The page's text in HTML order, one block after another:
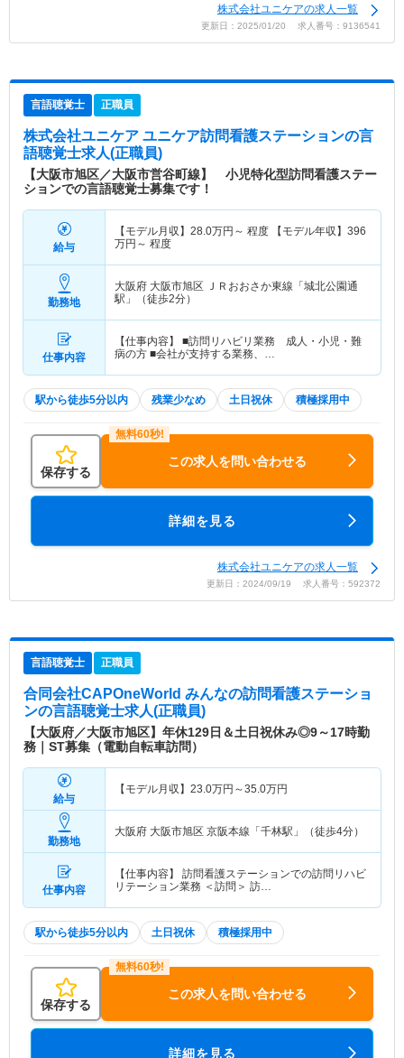
株式会社ユニケアの求人一覧
更新日：2025/01/20 求人番号：9136541
言語聴覚士 正職員
株式会社ユニケア ユニケア訪問看護ステーションの言
語聴覚士求人(正職員)
【大阪市旭区／大阪市営谷町線】 小児特化型訪問看護ステー
ションでの言語聴覚士募集です！
給与
【モデル月収】 28.0万円～ 程度 【モデル年収】 396
万円～ 程度
勤務地
大阪府 大阪市旭区 ＪＲおおさか東線「城北公園通
駅」（徒歩2分）
仕事内容
【仕事内容】 ■訪問リハビリ業務 成人・小児・難
病の方 ■会社が支持する業務、…
駅から徒歩5分以内 残業少なめ 土日祝休 積極採用中
保存する
この求人を問い合わせる
詳細を見る
株式会社ユニケアの求人一覧
更新日：2024/09/19 求人番号：592372
言語聴覚士 正職員
合同会社CAPOneWorld みんなの訪問看護ステーショ
ンの言語聴覚士求人(正職員)
【大阪府／大阪市旭区】年休129日＆土日祝休み◎9～17時勤
務｜ST募集（電動自転車訪問）
給与
【モデル月収】 23.0万円～35.0万円
勤務地
大阪府 大阪市旭区 京阪本線「千林駅」（徒歩4分）
仕事内容
【仕事内容】 訪問看護ステーションでの訪問リハビ
リテーション業務 ＜訪問＞ 訪…
駅から徒歩5分以内 土日祝休 積極採用中
保存する
この求人を問い合わせる
詳細を見る